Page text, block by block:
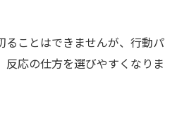
ることはできませんが、行動パ
反応の仕方を選びやすくなりま